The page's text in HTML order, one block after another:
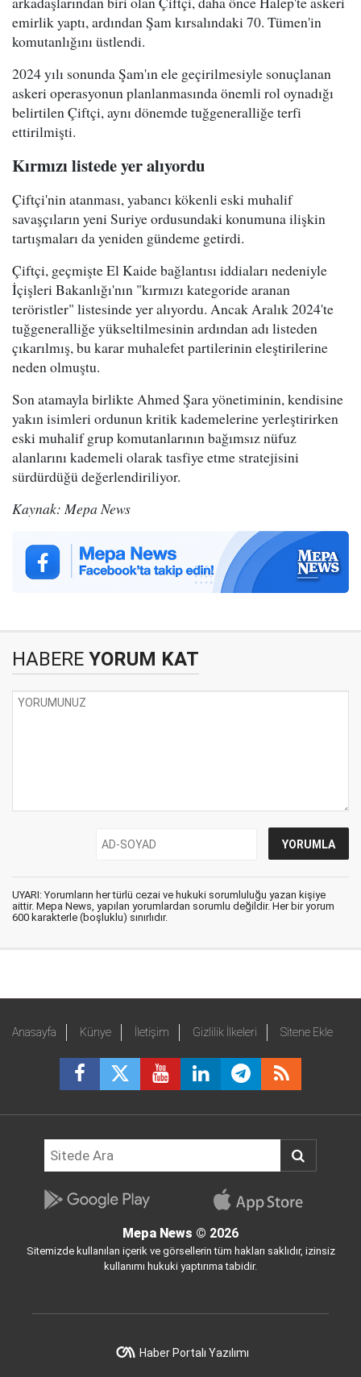
emirlik yaptı, ardından Şam kırsalındaki 70. Tümen'in
komutanlığını üstlendi.
2024 yılı sonunda Şam'ın ele geçirilmesiyle sonuçlanan
askeri operasyonun planlanmasında önemli rol oynadığı
belirtilen Çiftçi, aynı dönemde tuğgeneralliğe terfi
ettirilmişti.
Kırmızı listede yer alıyordu
Çiftçi'nin atanması, yabancı kökenli eski muhalif
savaşçıların yeni Suriye ordusundaki konumuna ilişkin
tartışmaları da yeniden gündeme getirdi.
Çiftçi, geçmişte El Kaide bağlantısı iddiaları nedeniyle
İçişleri Bakanlığı'nın "kırmızı kategoride aranan
teröristler" listesinde yer alıyordu. Ancak Aralık 2024'te
tuğgeneralliğe yükseltilmesinin ardından adı listeden
çıkarılmış, bu karar muhalefet partilerinin eleştirilerine
neden olmuştu.
Son atamayla birlikte Ahmed Şara yönetiminin, kendisine
yakın isimleri ordunun kritik kademelerine yerleştirirken
eski muhalif grup komutanlarının bağımsız nüfuz
alanlarını kademeli olarak tasfiye etme stratejisini
sürdürdüğü değerlendiriliyor.
Kaynak: Mepa News
HABERE YORUM KAT
UYARI: Yorumların her türlü cezai ve hukuki sorumluluğu yazan kişiye
aittir. Mepa News, yapılan yorumlardan sorumlu değildir. Her bir yorum
600 karakterle (boşluklu) sınırlıdır.
Anasayfa Künye İletişim Gizlilik İlkeleri Sitene Ekle
Mepa News © 2026
Sitemizde kullanılan içerik ve görsellerin tüm hakları saklıdır, izinsiz
kullanımı hukuki yaptırıma tabidir.
Haber Portalı Yazılımı